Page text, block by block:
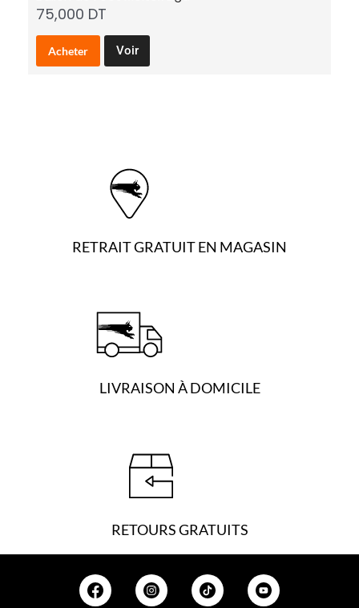
75,000 DT
Acheter Voir
RETRAIT GRATUIT EN MAGASIN
LIVRAISON À DOMICILE
RETOURS GRATUITS